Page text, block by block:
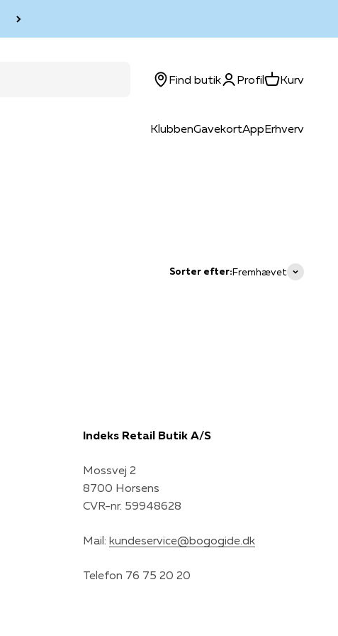
KlubbenGavekortAppErhverv
Find butikLog ind
ProfilKurvKurv
Sorter efter:Fremhævet
Indeks Retail Butik A/S
Mossvej 2
8700 Horsens
CVR-nr. 59948628
Mail: kundeservice@bogogide.dk
Telefon 76 75 20 20